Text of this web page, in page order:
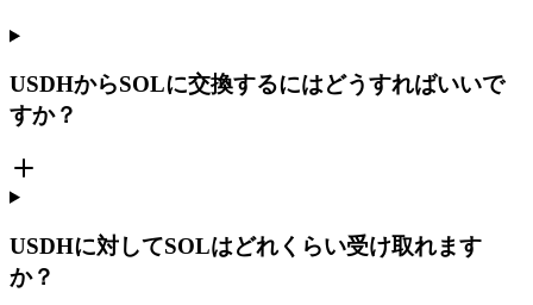
USDHからSOLに交換するにはどうすればいいで
すか？
USDHに対してSOLはどれくらい受け取れます
か？